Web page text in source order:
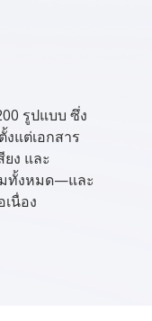
รูปแบบ ซึ่ง
แต่เอกสาร
ง และ
ทั้งหมด—และ
นื่อง